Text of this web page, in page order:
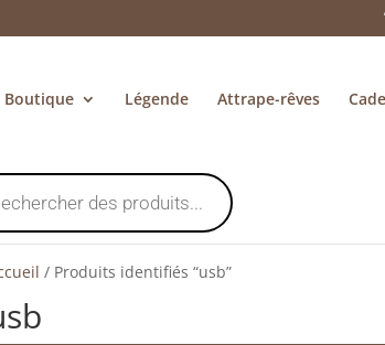
Boutique Légende Attrape-rêves
/ Produits identifiés “usb”